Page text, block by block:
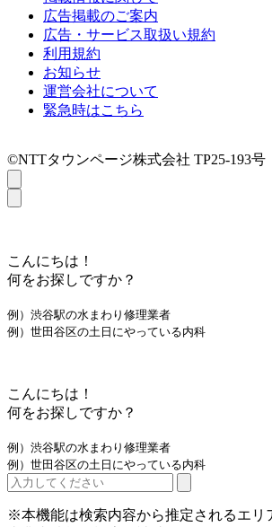
広告掲載のご案内
広告・サービス取扱い規約
利用規約
お知らせ
運営会社について
緊急時はこちら
©NTTタウンページ株式会社 TP25-193号
こんにちは！
何をお探しですか？
例）渋谷駅の水まわり修理業者
例）世田谷区の土日にやっている内科
こんにちは！
何をお探しですか？
例）渋谷駅の水まわり修理業者
例）世田谷区の土日にやっている内科
※本機能は検索内容から推定されるエリ